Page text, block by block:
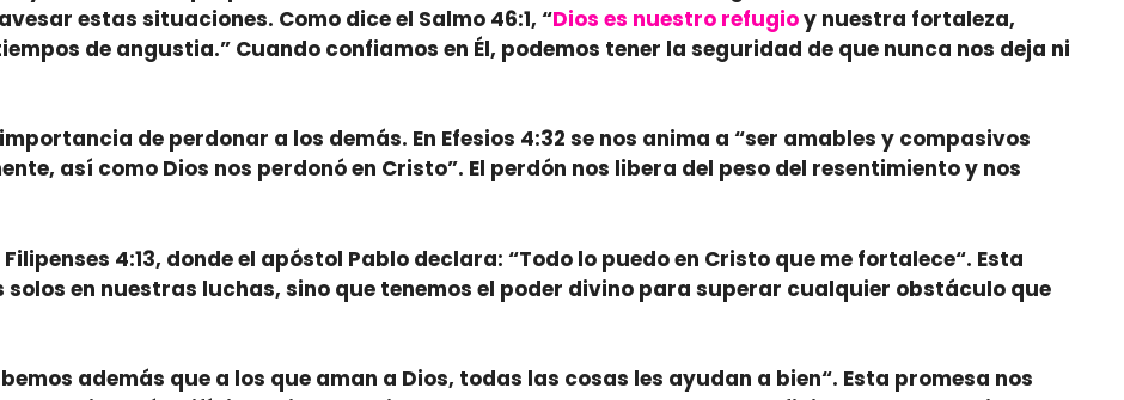
estas situaciones. Como dice el Salmo 46:1, “Dios es nuestro refugioy nuestra fortaleza,
de angustia.” Cuando confiamos en Él, podemos tener la seguridad de que nunca nos deja ni
de perdonar a los demás. En Efesios 4:32 se nos anima a “ser amables y compasivos
, así como Dios nos perdonó en Cristo”. El perdón nos libera del peso del resentimiento y nos
4:13, donde el apóstol Pablo declara: “Todo lo puedo en Cristo que me fortalece“. Esta
en nuestras luchas, sino que tenemos el poder divino para superar cualquier obstáculo que
además que a los que aman a Dios, todas las cosas les ayudan a bien“. Esta promesa nos